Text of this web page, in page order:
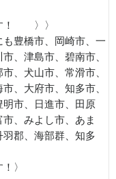
！ 〉〉
も豊橋市、岡崎市、一
、津島市、碧南市、
、犬山市、常滑市、
、大府市、知多市、
市、日進市、田原
、みよし市、あま
郡、海部群、知多
〉